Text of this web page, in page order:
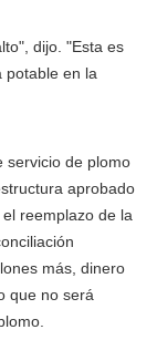
dijo. "Esta es
potable en la
servicio de plomo
aprobado
reemplazo de la
más, dinero
que no será